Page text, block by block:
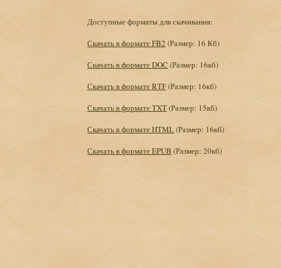
Доступные форматы для скачивания:
Скачать в формате FB2 (Размер: 16 Кб)
Скачать в формате DOC (Размер: 16кб)
Скачать в формате RTF(Размер: 16кб)
Скачать в формате TXT(Размер: 15кб)
Скачать в формате HTML(Размер: 16кб)
Скачать в формате EPUB (Размер: 20кб)